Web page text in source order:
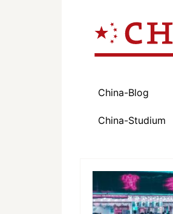
China-Blog
China-Studium